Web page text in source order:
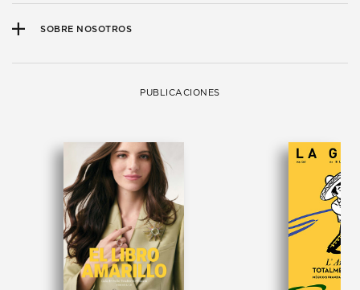
SOBRE NOSOTROS
PUBLICACIONES